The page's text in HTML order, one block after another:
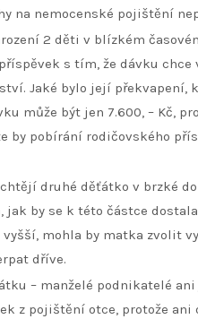
na nemocenské pojištění
2 děti v blízkém
s tím, že dávku
Jaké bylo její
může být jen 7.600, – Kč,
by pobírání rodičovského
druhé děťátko v brzké
jak by se k této částce
mohla by matka zvolit
dříve.
– manželé podnikatelé
z pojištění otce, protože ani